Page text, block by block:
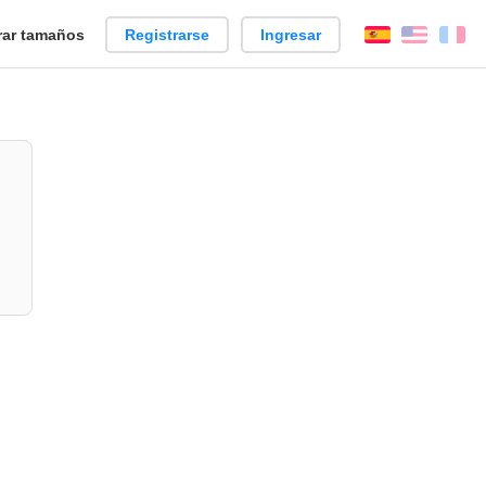
tamaños Registrarse Ingresar EspañolEnglish